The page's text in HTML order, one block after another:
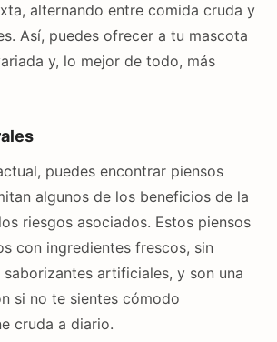
alternando entre comida cruda y
Así, puedes ofrecer a tu mascota
y, lo mejor de todo, más
puedes encontrar piensos
algunos de los beneficios de la
riesgos asociados. Estos piensos
con ingredientes frescos, sin
artificiales, y son una
si no te sientes cómodo
cruda a diario.